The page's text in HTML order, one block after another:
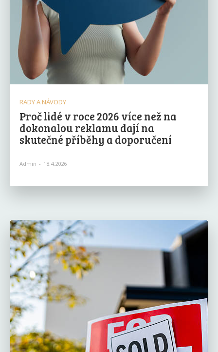
RADY A NÁVODY
Proč lidé v roce 2026 více než na
dokonalou reklamu dají na
skutečné příběhy a doporučení
Admin - 18.4.2026